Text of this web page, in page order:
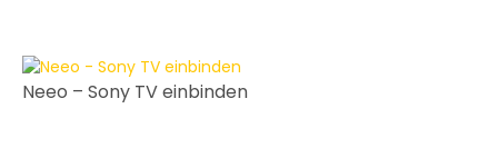
Neeo – Sony TV einbinden